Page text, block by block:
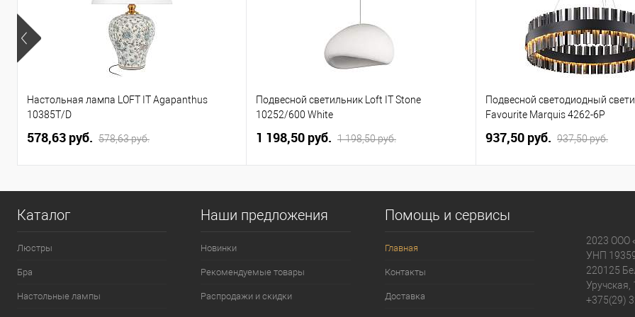
Настольная лампа LOFT IT Agapanthus
10385T/D
578,63 pуб. 578,63 pуб.
Подвесной светильник Loft IT Stone
10252/600 White
1 198,50 pуб. 1 198,50 pуб.
Подвесной светодиодный
Favourite Marquis 4262-6P
937,50 pуб. 937,50 pуб.
Каталог
Люстры
Бра
Настольные лампы
Наши предложения
Новинки
Рекомендуемые товары
Распродажи и скидки
Помощь и сервисы
Главная
Контакты
Доставка
2023 ООО
УНП
220125
Уручская,
+375(29)